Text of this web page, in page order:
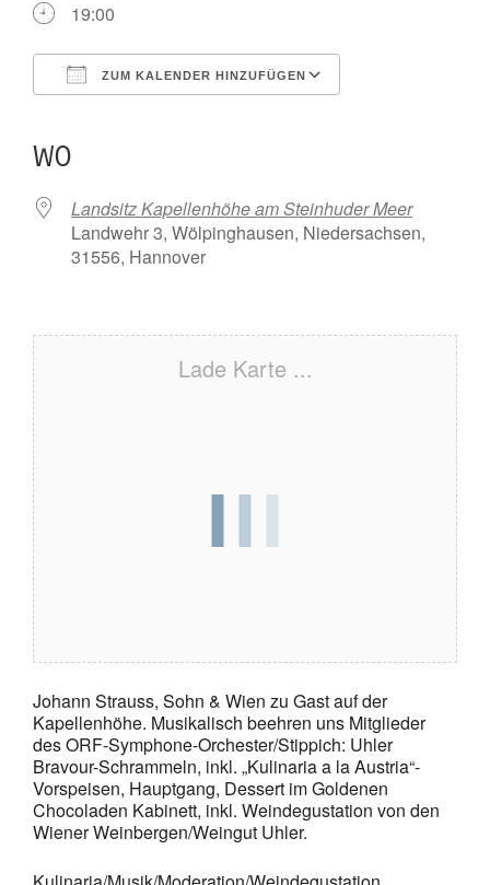
19:00
ZUM KALENDER HINZUFÜGEN
WO
Landsitz Kapellenhöhe am Steinhuder Meer
Landwehr 3, Wölpinghausen, Niedersachsen,
31556, Hannover
Lade Karte ...
Johann Strauss, Sohn & Wien zu Gast auf der
Kapellenhöhe. Musikalisch beehren uns Mitglieder
des ORF-Symphone-Orchester/Stippich: Uhler
Bravour-Schrammeln, inkl. „Kulinaria a la Austria“-
Vorspeisen, Hauptgang, Dessert im Goldenen
Chocoladen Kabinett, inkl. Weindegustation von den
Wiener Weinbergen/Weingut Uhler.